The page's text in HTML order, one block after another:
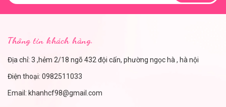
Thông tin khách hàng.
Địa chỉ: 3 ,hẻm 2/18 ngõ 432 đội cấn, phường ngọc hà , hà nội
Điện thoại: 0982511033
Email: khanhcf98@gmail.com